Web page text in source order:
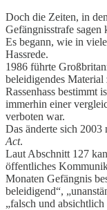
Doch die Zeiten, in
Gefängnisstrafe sagen
Es begann, wie in
Hassrede.
1986 führte
beleidigendes
Rassenhass bestimmt
immerhin einer
verboten war.
Das änderte sich 2003
Act.
Laut Abschnitt 127
öffentliches
Monaten Gefängnis
beleidigend“,
„falsch und